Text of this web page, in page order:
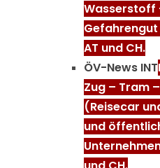
Wasserstoff
Gefahrengut
AT und CH.
ÖV-News INT
Zug – Tram
(Reisecar
und